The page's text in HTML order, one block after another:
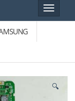
Toggle
🔍